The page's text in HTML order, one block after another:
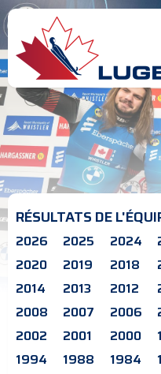
RÉSULTATS DE
2026 2025 2024
2020
2019 2018
2014
2013 2012
2008
2007 2006
2002
2001 2000
1994
1988 1984